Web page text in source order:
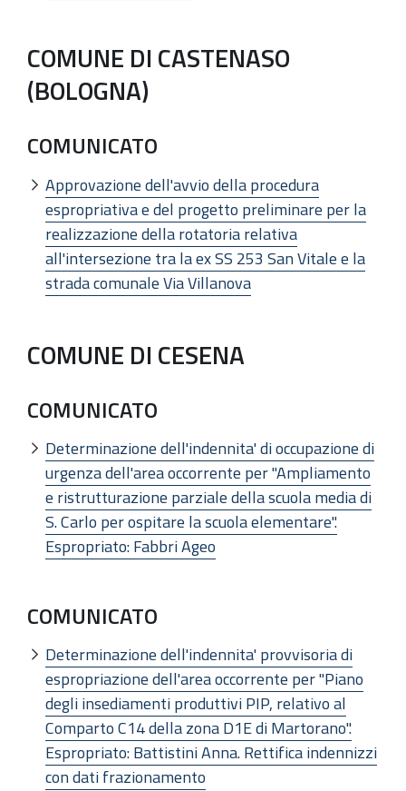
COMUNE DI CASTENASO
(BOLOGNA)
COMUNICATO
Approvazione dell'avvio della procedura
espropriativa e del progetto preliminare per la
realizzazione della rotatoria relativa
all'intersezione tra la ex SS 253 San Vitale e la
strada comunale Via Villanova
COMUNE DI CESENA
COMUNICATO
Determinazione dell'indennita' di occupazione di
urgenza dell'area occorrente per "Ampliamento
e ristrutturazione parziale della scuola media di
S. Carlo per ospitare la scuola elementare".
Espropriato: Fabbri Ageo
COMUNICATO
Determinazione dell'indennita' provvisoria di
espropriazione dell'area occorrente per "Piano
degli insediamenti produttivi PIP, relativo al
Comparto C14 della zona D1E di Martorano".
Espropriato: Battistini Anna. Rettifica indennizzi
con dati frazionamento